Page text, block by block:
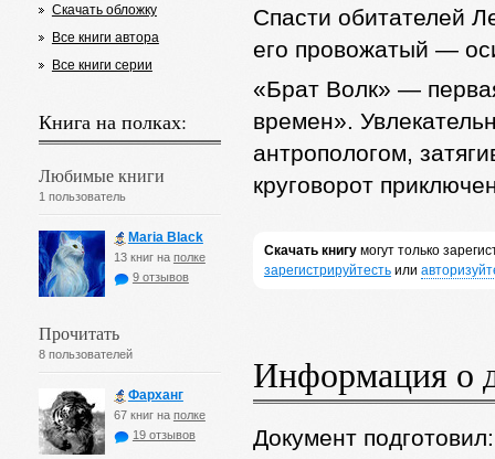
Скачать обложку
Все книги автора
Все книги серии
Книга на полках:
Любимые книги
1 пользователь
Maria Black
13 книг на полке
9 отзывов
Прочитать
8 пользователей
Фарханг
67 книг на полке
19 отзывов
Спасти обитателей
его провожатый —
«Брат Волк» —
времен».
антропологом,
круговорот
Скачать книгумогут только
зарегистрируйтестьили
Информация о
Документ